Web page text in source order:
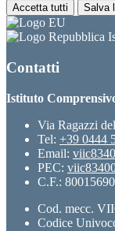
Accetta tutti Salva
Contatti
Istituto
Via Ragazzi
Tel: +39 0444
Email:
PEC:
C.F.:
Cod. mecc.
Codice